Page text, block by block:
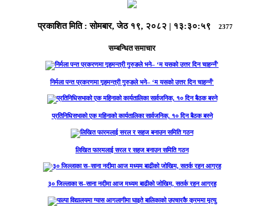
प्रकाशित मिति :सोमबार, जेठ १९, २०८२ | १३:३०:५९ 2377
सम्बन्धित समाचार
निर्मला पन्त प्रकरणमा गृहमन्त्री गुरुङले भने– ‘म यसको उत्तर दिन चाहन्नँ’
प्रतिनिधिसभाको एक महिनाको कार्यतालिका सार्वजनिक, १० दिन बैठक बस्ने
लिखित फारमलाई सरल र सहज बनाउन समिति गठन
३० जिल्लाका स–साना नदीमा आज मध्यम बाढीको जोखिम, सतर्क रहन आग्रह